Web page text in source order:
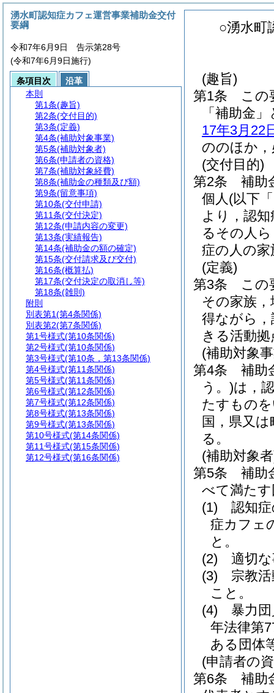
○湧水町
(趣旨)
第1条
この
「補助金
17年3月22
ののほか
(交付目的)
第2条
補助
個人(以下
より，認
るその人
症の人の
(定義)
第3条
この
その家族
得ながら，
きる活動
(補助対象
第4条
補助
う。)は，
たすもの
国，県又
る。
(補助対象
第5条
補助
べて満た
(1)
認知
症カフェ
と。
(2)
適切
(3)
宗教
こと。
(4)
暴力
年法律第
ある団体
(申請者の
第6条
補助
湧水町認知症カフェ運営事業補助金交付
要綱
令和7年6月9日 告示第28号
(令和7年6月9日施行)
条項目次
沿革
本則
第1条(趣旨)
第2条(交付目的)
第3条(定義)
第4条(補助対象事業)
第5条(補助対象者)
第6条(申請者の資格)
第7条(補助対象経費)
第8条(補助金の種類及び額)
第9条(留意事項)
第10条(交付申請)
第11条(交付決定)
第12条(申請内容の変更)
第13条(実績報告)
第14条(補助金の額の確定)
第15条(交付請求及び交付)
第16条(概算払)
第17条(交付決定の取消し等)
第18条(雑則)
附則
別表第1(第4条関係)
別表第2(第7条関係)
第1号様式(第10条関係)
第2号様式(第10条関係)
第3号様式(第10条，第13条関係)
第4号様式(第11条関係)
第5号様式(第11条関係)
第6号様式(第12条関係)
第7号様式(第12条関係)
第8号様式(第13条関係)
第9号様式(第13条関係)
第10号様式(第14条関係)
第11号様式(第15条関係)
第12号様式(第16条関係)